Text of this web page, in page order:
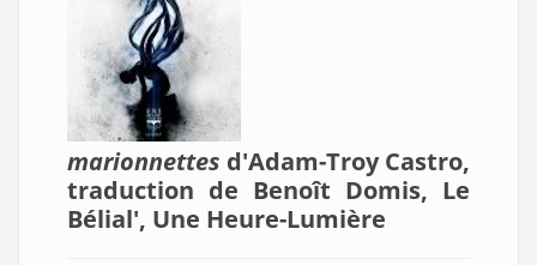
marionnettes d'Adam-Troy Castro,
traduction de Benoît Domis, Le
Bélial', Une Heure-Lumière